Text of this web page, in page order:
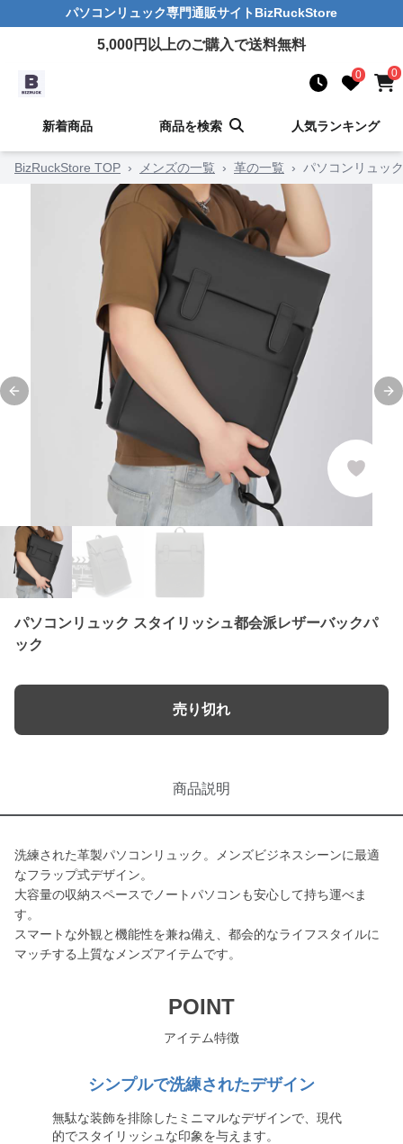
パソコンリュック専門通販サイト BizRuckStore
5,000円以上のご購入で送料無料
0 0
新着商品 商品を検索 人気ランキング
BizRuckStore TOP › メンズの一覧 › 革の一覧 › パソコンリュッ
Previous slide
パソコンリュック スタイリッシュ都会派レザーバックパ
ック
売り切れ
商品説明
洗練された革製パソコンリュック。メンズビジネスシーンに最適
なフラップ式デザイン。
大容量の収納スペースでノートパソコンも安心して持ち運べま
す。
スマートな外観と機能性を兼ね備え、都会的なライフスタイルに
マッチする上質なメンズアイテムです。
POINT
アイテム特徴
シンプルで洗練されたデザイン
無駄な装飾を排除したミニマルなデザインで、現代
的でスタイリッシュな印象を与えます。